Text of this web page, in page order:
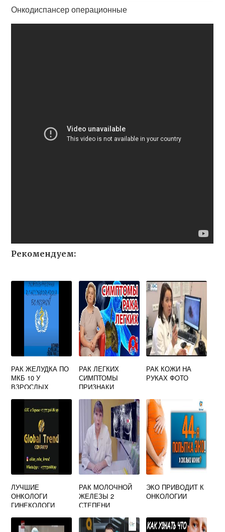
Онкодиспансер операционные
Рекомендуем:
РАК ЖЕЛУДКА ПО
МКБ 10 У
ВЗРОСЛЫХ
РАК ЛЕГКИХ
СИМПТОМЫ
ПРИЗНАКИ
РАК КОЖИ НА
РУКАХ ФОТО
ЛУЧШИЕ
ОНКОЛОГИ
ГИНЕКОЛОГИ
РАК МОЛОЧНОЙ
ЖЕЛЕЗЫ 2
СТЕПЕНИ
НОСТЬ ЖИЗНИ
ЭКО ПРИВОДИТ К
ОНКОЛОГИИ